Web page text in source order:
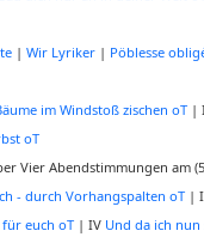
| Wir Lyriker| Pöblesse
im Windstoß zischen oT|
oT
Vier Abendstimmungen am
- durch Vorhangspalten oT|
euch oT| IV Und da ich